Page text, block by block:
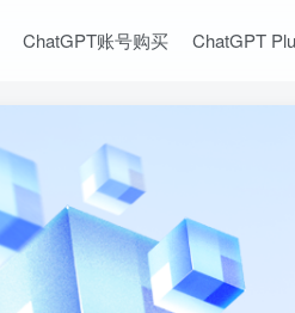
ChatGPT账号购买 ChatGPT